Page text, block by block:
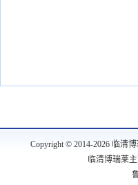
Copyright © 2014-2026 临清
临清博瑞莱